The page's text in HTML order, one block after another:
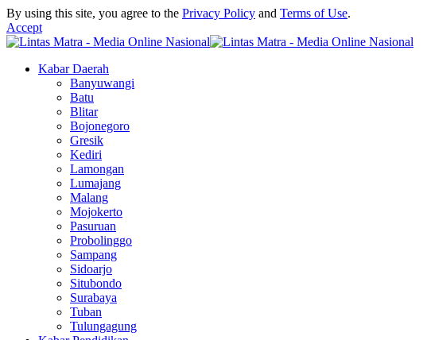
By using this site, you agree to the Privacy Policy and Terms of Use.
Accept
Kabar Daerah
Banyuwangi
Batu
Blitar
Bojonegoro
Gresik
Kediri
Lamongan
Lumajang
Malang
Mojokerto
Pasuruan
Probolinggo
Sampang
Sidoarjo
Situbondo
Surabaya
Tuban
Tulungagung